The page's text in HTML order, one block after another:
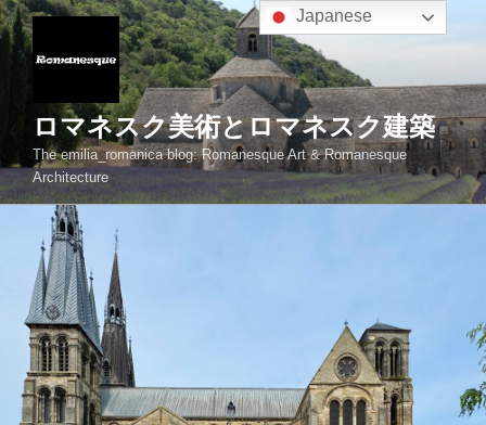
コ
ン
ス
キ
ロマネスク美術とロマネスク建築
The emilia_romanica blog: Romanesque Art & Romanesque
Architecture
Japanese